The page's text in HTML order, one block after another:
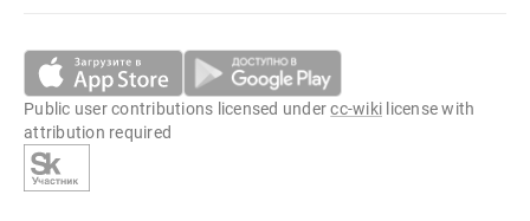
Public user contributions licensed undercc-wiki license with
attribution required